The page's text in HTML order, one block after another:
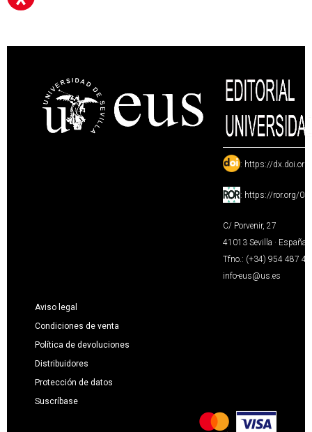
: https://
: https://ror.org/
C/ Porvenir, 27
41013 Sevilla · España
Tfno.: (+34) 954 487
info-eus@us.es
Aviso legal
Condiciones de venta
Política de devoluciones
Distribuidores
Protección de datos
Suscríbase